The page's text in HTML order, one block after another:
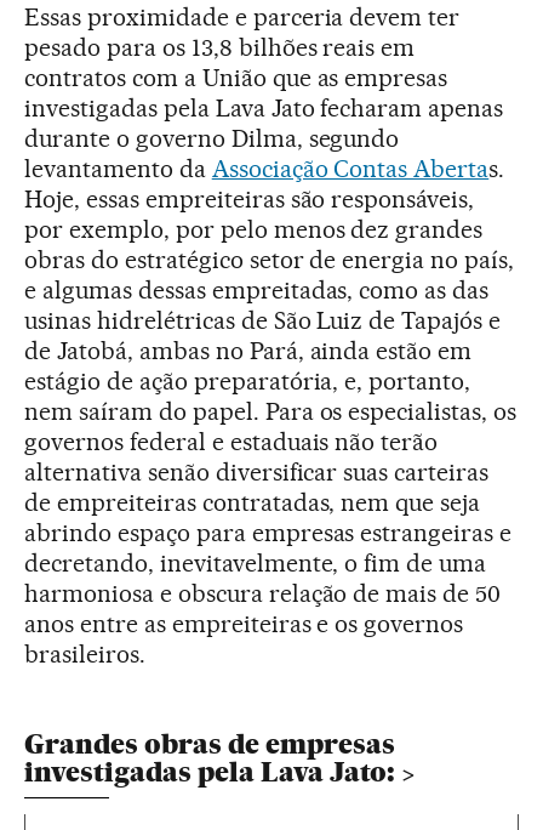
Essas proximidade e parceria devem ter
pesado para os 13,8 bilhões reais em
contratos com a União que as empresas
investigadas pela Lava Jato fecharam apenas
durante o governo Dilma, segundo
levantamento da Associação Contas Abertas.
Hoje, essas empreiteiras são responsáveis,
por exemplo, por pelo menos dez grandes
obras do estratégico setor de energia no país,
e algumas dessas empreitadas, como as das
usinas hidrelétricas de São Luiz de Tapajós e
de Jatobá, ambas no Pará, ainda estão em
estágio de ação preparatória, e, portanto,
nem saíram do papel. Para os especialistas, os
governos federal e estaduais não terão
alternativa senão diversificar suas carteiras
de empreiteiras contratadas, nem que seja
abrindo espaço para empresas estrangeiras e
decretando, inevitavelmente, o fim de uma
harmoniosa e obscura relação de mais de 50
anos entre as empreiteiras e os governos
brasileiros.
Grandes obras de empresas
investigadas pela Lava Jato: